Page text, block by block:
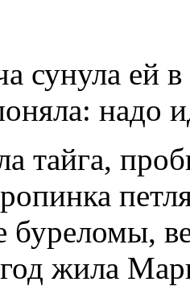
сунула ей
надо
тайга,
буреломы,
жила